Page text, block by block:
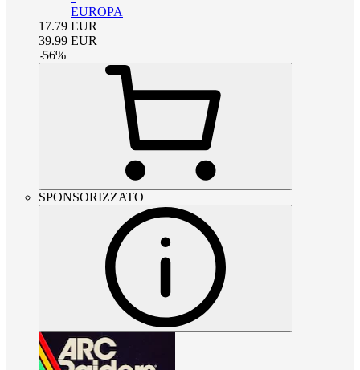
EUROPA
17.79 EUR
39.99 EUR
-56%
SPONSORIZZATO